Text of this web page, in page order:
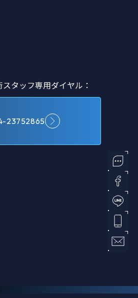
タッフ専用ダイヤル：
23752865